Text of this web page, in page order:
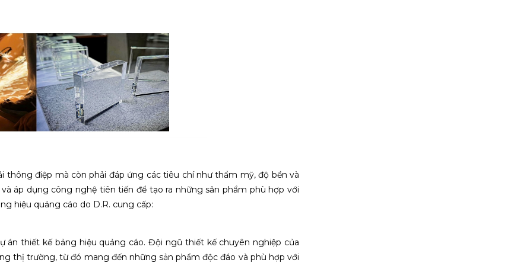
thông điệp mà còn phải đáp ứng các tiêu chí như thẩm mỹ, độ bền và
áp dụng công nghệ tiên tiến để tạo ra những sản phẩm phù hợp với
hiệu quảng cáo do D.R. cung cấp:
án thiết kế bảng hiệu quảng cáo. Đội ngũ thiết kế chuyên nghiệp của
thị trường, từ đó mang đến những sản phẩm độc đáo và phù hợp với